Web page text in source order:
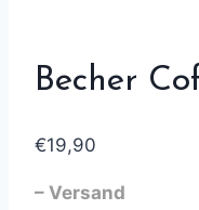
Becher
€19,90
– Versand